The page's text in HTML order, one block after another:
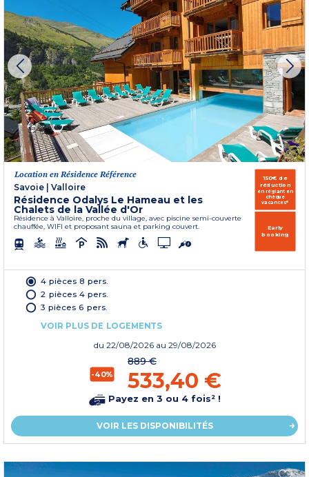
Location en Résidence Référence
Savoie | Valloire
Résidence Odalys Le Hameau et les
Chalets de la Vallée d'Or
Résidence à Valloire, proche du village, avec piscine semi-couverte
chauffée, WIFI et proposant sauna et parking couvert.
150€ de
réduction
en réglant en
chèque
vacances*
Early
booking
4 pièces 8 pers.
2 pièces 4 pers.
3 pièces 6 pers.
VOIR PLUS DE LOGEMENTS
du 22/08/2026 au 29/08/2026
-40%
889 €
533,40 €
Payez en 3 ou 4 fois² !
VOIR LES DISPONIBILITÉS